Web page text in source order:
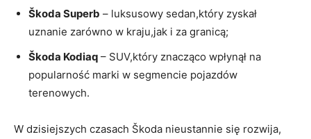
Škoda Superb – luksusowy sedan,który zyskał
uznanie zarówno w kraju,jak i za granicą;
Škoda Kodiaq – SUV,który znacząco wpłynął ⁣na ​
popularność ‌marki w‌ segmencie pojazdów
terenowych.
W dzisiejszych czasach Škoda nieustannie się rozwija,